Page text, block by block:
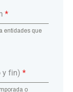
*
entidades que
y fin) *
o